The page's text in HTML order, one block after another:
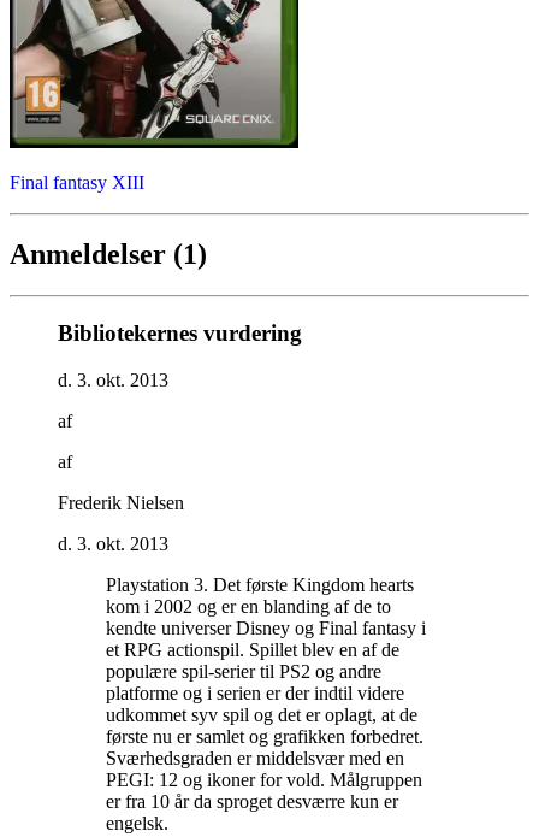
Final fantasy XIII
Anmeldelser (1)
Bibliotekernes vurdering
d. 3. okt. 2013
af
af
Frederik Nielsen
d. 3. okt. 2013
Playstation 3. Det første Kingdom hearts
kom i 2002 og er en blanding af de to
kendte universer Disney og Final fantasy i
et RPG actionspil. Spillet blev en af de
populære spil-serier til PS2 og andre
platforme og i serien er der indtil videre
udkommet syv spil og det er oplagt, at de
første nu er samlet og grafikken forbedret.
Sværhedsgraden er middelsvær med en
PEGI: 12 og ikoner for vold. Målgruppen
er fra 10 år da sproget desværre kun er
engelsk.